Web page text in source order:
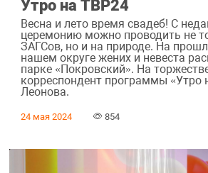
Утро на ТВР24
Весна и лето время свадеб! С
церемонию можно проводить не
ЗАГСов, но и на природе. На
нашем округе жених и невеста
парке «Покровский». На
корреспондент программы «Утро
Леонова.
24 мая 2024 854